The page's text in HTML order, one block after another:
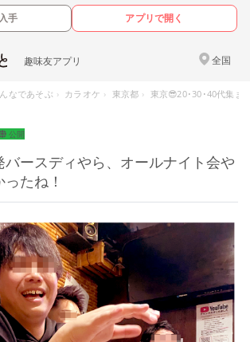
手 アプリで開く
趣味友アプリ 全国
なであそぶ カラオケ 東京都 東京😎20･30･40代集ま
公開
バースディやら、オールナイト会や
たね！